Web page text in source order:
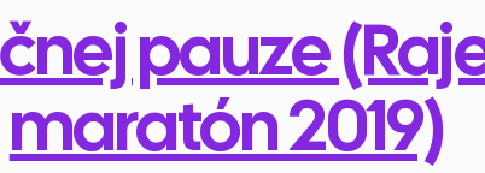
pauze
maratón 2019)